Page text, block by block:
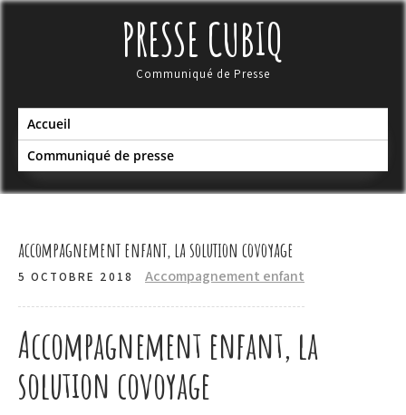
Skip
PRESSE CUBIQ
Communiqué de Presse
Accueil
Communiqué de presse
accompagnement enfant, la solution covoyage
5 OCTOBRE 2018 Accompagnement enfant
Accompagnement enfant, la
solution covoyage